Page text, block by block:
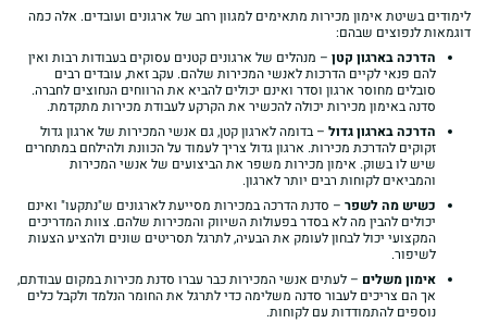
לימודים בשיטת אימון מכירות מתאימים למגוון רחב של ארגונים ועובדים. אלה כמה
דוגמאות לנפוצים שבהם:
הדרכה בארגון קטן – מנהלים של ארגונים קטנים עסוקים בעבודות רבות ואין
להם פנאי לקיים הדרכות לאנשי המכירות שלהם. עקב זאת, עובדים רבים
סובלים מחוסר ארגון וסדר ואינם יכולים להביא את הרווחים הנחוצים לחברה.
סדנה באימון מכירות יכולה להכשיר את הקרקע לעבודת מכירות מתקדמת.
הדרכה בארגון גדול – בדומה לארגון קטן, גם אנשי המכירות של ארגון גדול
זקוקים להדרכת מכירות. ארגון גדול צריך לעמוד על הכוונת ולהילחם במתחרים
שיש לו בשוק. אימון מכירות משפר את הביצועים של אנשי המכירות
והמביאים לקוחות רבים יותר לארגון.
כשיש מה לשפר – סדנת הדרכה במכירות מסייעת לארגונים ש"נתקעו" ואינם
יכולים להבין מה לא בסדר בפעולות השיווק והמכירות שלהם. צוות המדריכים
המקצועי יכול לבחון לעומק את הבעיה, לתרגל תסריטים שונים ולהציע הצעות
לשיפור.
אימון משלים – לעתים אנשי המכירות כבר עברו סדנת מכירות במקום עבודתם,
אך הם צריכים לעבור סדנה משלימה כדי לתרגל את החומר הנלמד ולקבל כלים
נוספים להתמודדות עם לקוחות.